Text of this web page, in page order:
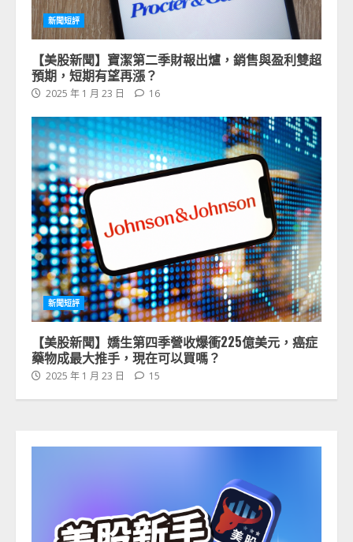
新聞短評
【美股新聞】寶潔第二季財報出爐，銷售與盈利雙超
預期，短期有望再漲？
2025 年 1 月 23 日 16
新聞短評
【美股新聞】嬌生第四季營收爆衝225億美元，癌症
藥物成最大推手，現在可以買嗎？
2025 年 1 月 23 日 15